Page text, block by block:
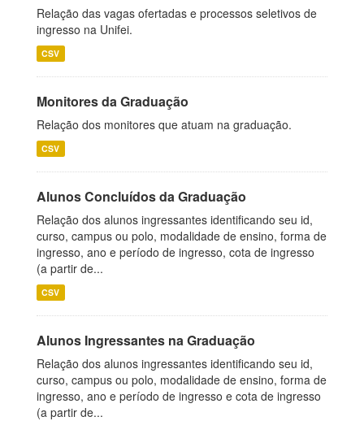
Relação das vagas ofertadas e processos seletivos de
ingresso na Unifei.
CSV
Monitores da Graduação
Relação dos monitores que atuam na graduação.
CSV
Alunos Concluídos da Graduação
Relação dos alunos ingressantes identificando seu id,
curso, campus ou polo, modalidade de ensino, forma de
ingresso, ano e período de ingresso, cota de ingresso
(a partir de...
CSV
Alunos Ingressantes na Graduação
Relação dos alunos ingressantes identificando seu id,
curso, campus ou polo, modalidade de ensino, forma de
ingresso, ano e período de ingresso e cota de ingresso
(a partir de...